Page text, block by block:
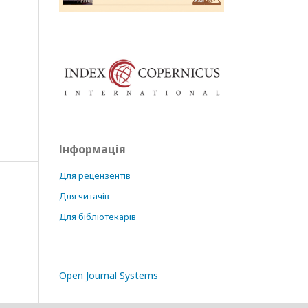
Інформація
Для рецензентів
Для читачів
Для бібліотекарів
Open Journal Systems